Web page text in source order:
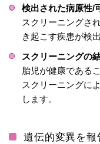
検出された病原性/
スクリーニングさ
き起こす疾患が検
スクリーニングの
胎児が健康である
スクリーニングに
します。
遺伝的変異を